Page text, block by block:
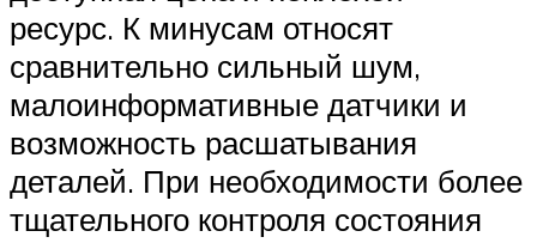
ресурс. К минусам относят
сравнительно сильный шум,
малоинформативные датчики и
возможность расшатывания
деталей. При необходимости более
тщательного контроля состояния